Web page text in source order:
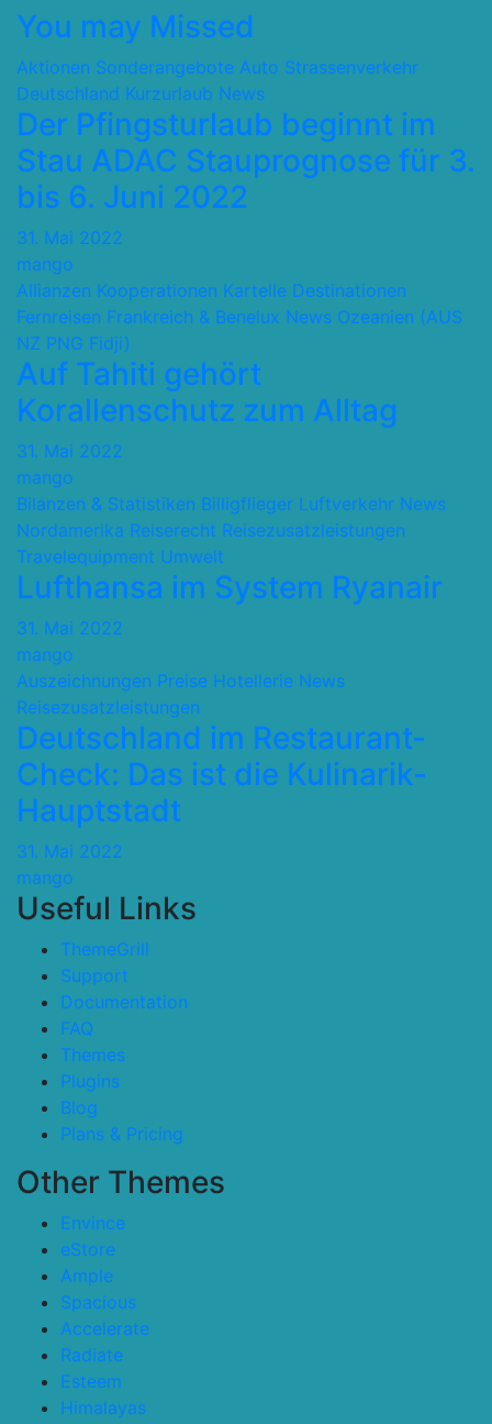
You may Missed
Aktionen Sonderangebote Auto Strassenverkehr
Deutschland Kurzurlaub News
Der Pfingsturlaub beginnt im
Stau ADAC Stauprognose für 3.
bis 6. Juni 2022
31. Mai 2022
mango
Allianzen Kooperationen Kartelle Destinationen
Fernreisen Frankreich & Benelux News Ozeanien (AUS
NZ PNG Fidji)
Auf Tahiti gehört
Korallenschutz zum Alltag
31. Mai 2022
mango
Bilanzen & Statistiken Billigflieger Luftverkehr News
Nordamerika Reiserecht Reisezusatzleistungen
Travelequipment Umwelt
Lufthansa im System Ryanair
31. Mai 2022
mango
Auszeichnungen Preise Hotellerie News
Reisezusatzleistungen
Deutschland im Restaurant-
Check: Das ist die Kulinarik-
Hauptstadt
31. Mai 2022
mango
Useful Links
ThemeGrill
Support
Documentation
FAQ
Themes
Plugins
Blog
Plans & Pricing
Other Themes
Envince
eStore
Ample
Spacious
Accelerate
Radiate
Esteem
Himalayas